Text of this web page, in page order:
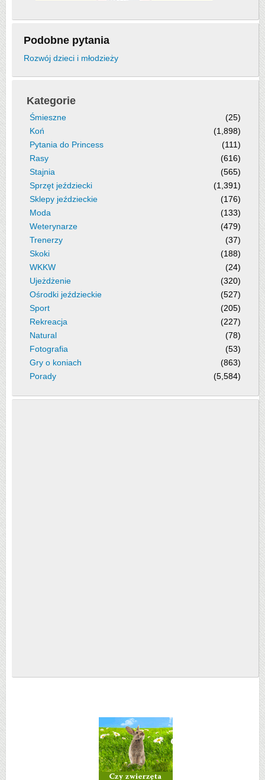
Podobne pytania
Rozwój dzieci i młodzieży
Kategorie
Śmieszne
(25)
Koń
(1,898)
Pytania do Princess
(111)
Rasy
(616)
Stajnia
(565)
Sprzęt jeździecki
(1,391)
Sklepy jeździeckie
(176)
Moda
(133)
Weterynarze
(479)
Trenerzy
(37)
Skoki
(188)
WKKW
(24)
Ujeżdżenie
(320)
Ośrodki jeździeckie
(527)
Sport
(205)
Rekreacja
(227)
Natural
(78)
Fotografia
(53)
Gry o koniach
(863)
Porady
(5,584)